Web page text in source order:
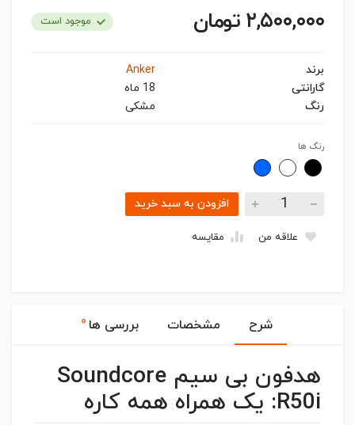
۲,۵۰۰,۰۰۰ تومان موجود است
برند
Anker
گارانتی
18 ماه
رنگ
مشکی
رنگ ها
افزودن به سبد خرید
علاقه من مقایسه
شرح مشخصات بررسی ها ۰
هدفون بی سیم Soundcore
R50i: یک همراه همه کاره